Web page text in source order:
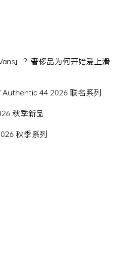
」？奢侈品为何开始爱上滑
Authentic 44 2026 联名系列
秋季新品
秋季系列